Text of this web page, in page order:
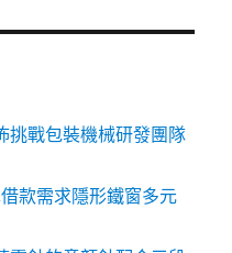
挑戰包裝機械研發團隊
款需求隱形鐵窗多元